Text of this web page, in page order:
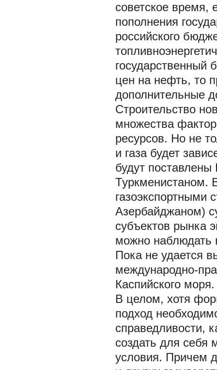
советское время,
пополнения
российского
государственный
цен на нефть, то
дополнительные
Строительство
множества
ресурсов. Но не
и газа будет
будут
Туркменистаном.
газоэкспортными
Азербайджаном)
субъектов рынка
можно наблюдать
Пока не удается
международно-
Каспийского моря.
В целом, хотя
подход
справедливости,
создать для себя
условия. Причем